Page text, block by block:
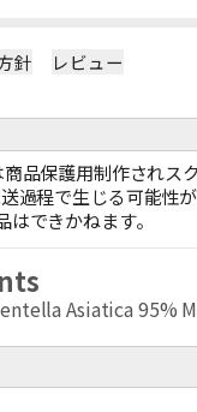
針 レビュー
商品保護用制作されス
過程で生じる可能性
できかねます。
Asiatica 95%